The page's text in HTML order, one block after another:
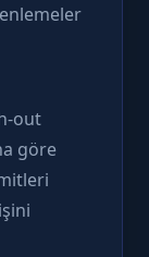
out
göre